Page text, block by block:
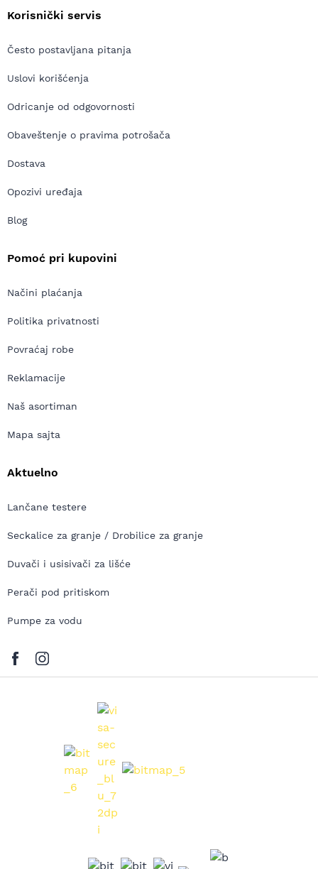
Korisnički servis
Često postavljana pitanja
Uslovi korišćenja
Odricanje od odgovornosti
Obaveštenje o pravima potrošača
Dostava
Opozivi uređaja
Blog
Pomoć pri kupovini
Načini plaćanja
Politika privatnosti
Povraćaj robe
Reklamacije
Naš asortiman
Mapa sajta
Aktuelno
Lančane testere
Seckalice za granje / Drobilice za granje
Duvači i usisivači za lišće
Perači pod pritiskom
Pumpe za vodu